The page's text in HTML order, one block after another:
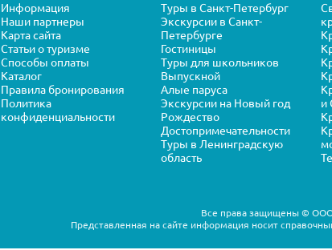
Информация
Наши партнеры
Карта сайта
Статьи о туризме
Способы оплаты
Каталог
Правила бронирования
Политика
конфиденциальности
Туры в Санкт-Петербург
Экскурсии в Санкт-
Петербурге
Гостиницы
Туры для школьников
Выпускной
Алые паруса
Экскурсии на Новый год
Рождество
Достопримечательности
Туры в Ленинградскую
область
и
Все права защищены ©
Представленная на сайте информация носит